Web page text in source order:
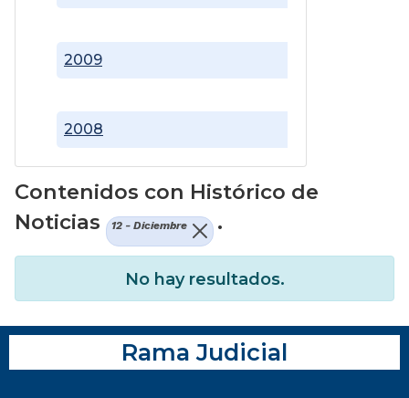
2008
2009
Contenidos con Histórico de
Noticias
12 - Diciembre .
No hay resultados.
Rama Judicial